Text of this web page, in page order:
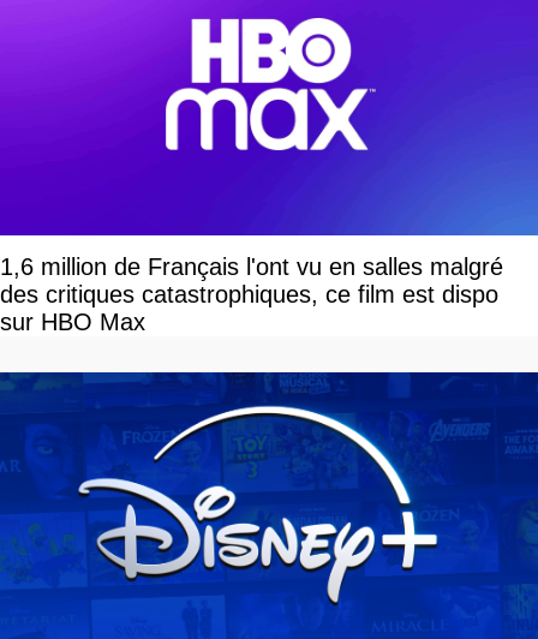
1,6 million de Français l'ont vu en salles malgré
des critiques catastrophiques, ce film est dispo
sur HBO Max